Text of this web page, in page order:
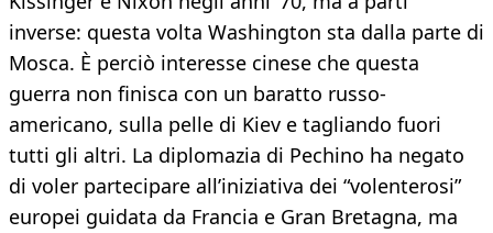
inverse: questa volta Washington sta dalla parte di
Mosca. È perciò interesse cinese che questa
guerra non finisca con un baratto russo-
americano, sulla pelle di Kiev e tagliando fuori
tutti gli altri. La diplomazia di Pechino ha negato
di voler partecipare all’iniziativa dei “volenterosi”
europei guidata da Francia e Gran Bretagna, ma